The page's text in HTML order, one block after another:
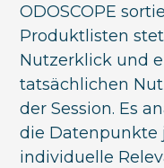
ODOSCOPE
Produktlisten
Nutzerklick und
tatsächlichen
der Session. Es
die Datenpunkte
individuelle